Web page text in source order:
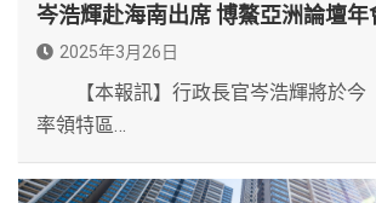
岑浩輝赴海南出席 博鰲亞洲論壇年
2025年3月26日
【本報訊】行政長官岑浩輝將於今
率領特區…